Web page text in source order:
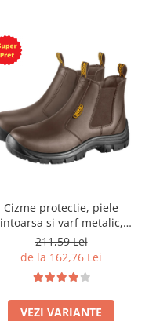
Cizme protectie, piele
intoarsa si varf metalic,
Chelsea
211,59 Lei
de la 162,76 Lei
VEZI VARIANTE